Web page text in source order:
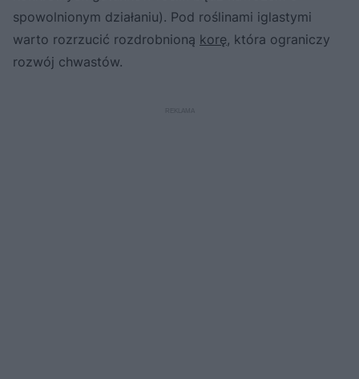
spowolnionym działaniu). Pod roślinami iglastymi
warto rozrzucić rozdrobnioną korę, która ograniczy
rozwój chwastów.